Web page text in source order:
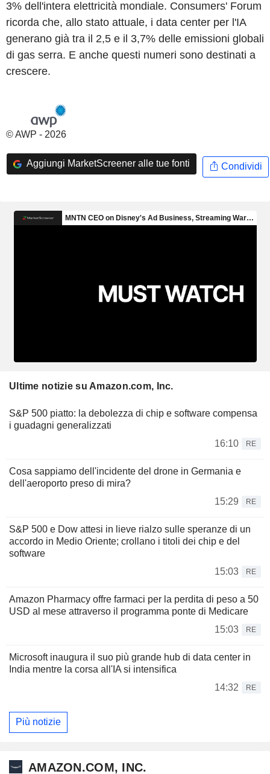
3% dell'intera elettricità mondiale. Consumers' Forum
ricorda che, allo stato attuale, i data center per l'IA
generano già tra il 2,5 e il 3,7% delle emissioni globali
di gas serra. E anche questi numeri sono destinati a
crescere.
© AWP - 2026
Aggiungi MarketScreener alle tue fonti Condividi
Ultime notizie su Amazon.com, Inc.
S&P 500 piatto: la debolezza di chip e software compensa
i guadagni generalizzati
16:10
RE
Cosa sappiamo dell'incidente del drone in Germania e
dell'aeroporto preso di mira?
15:29
RE
S&P 500 e Dow attesi in lieve rialzo sulle speranze di un
accordo in Medio Oriente; crollano i titoli dei chip e del
software
15:03
RE
Amazon Pharmacy offre farmaci per la perdita di peso a 50
USD al mese attraverso il programma ponte di Medicare
15:03
RE
Microsoft inaugura il suo più grande hub di data center in
India mentre la corsa all'IA si intensifica
14:32
RE
Più notizie
AMAZON.COM, INC.